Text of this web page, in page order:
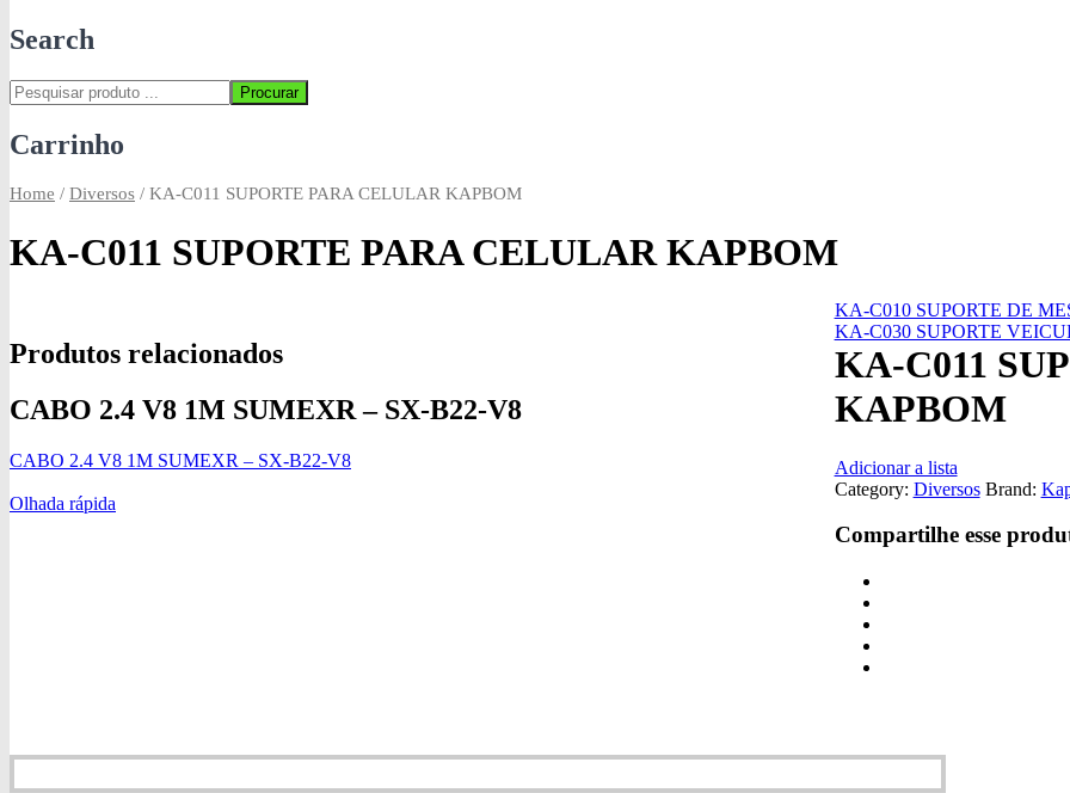
Search
Procurar
Carrinho
Home / Diversos / KA-C011 SUPORTE PARA CELULAR KAPBOM
KA-C011 SUPORTE PARA CELULAR KAPBOM
KA-C010 SUPORTE DE
KA-C030 SUPORTE
KA-C011
KAPBOM
Adicionar a lista
Category: Diversos Brand:
Compartilhe esse
Produtos relacionados
CABO 2.4 V8 1M SUMEXR – SX-B22-V8
CABO 2.4 V8 1M SUMEXR – SX-B22-V8
Olhada rápida